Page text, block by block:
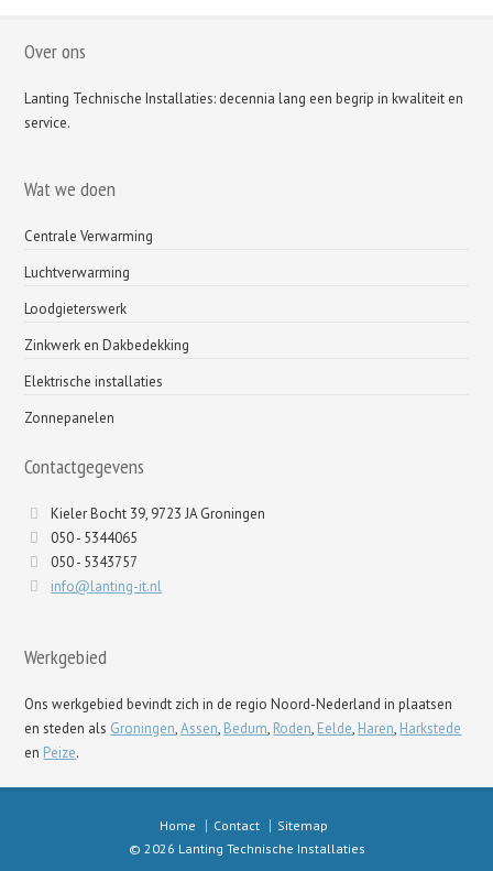
Over ons
Lanting Technische Installaties: decennia lang een begrip in kwaliteit en
service.
Wat we doen
Centrale Verwarming
Luchtverwarming
Loodgieterswerk
Zinkwerk en Dakbedekking
Elektrische installaties
Zonnepanelen
Contactgegevens
Kieler Bocht 39, 9723 JA Groningen
050 - 5344065
050 - 5343757
info@lanting-it.nl
Werkgebied
Ons werkgebied bevindt zich in de regio Noord-Nederland in plaatsen
en steden als Groningen,Assen, Bedum, Roden, Eelde, Haren, Harkstede
en Peize.
Home Contact
Sitemap
© 2026 Lanting Technische Installaties